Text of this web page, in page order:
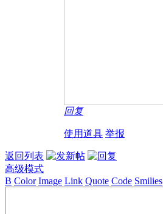
回复
使用道具 举报
返回列表
高级模式
B Color Image Link Quote Code Smilies